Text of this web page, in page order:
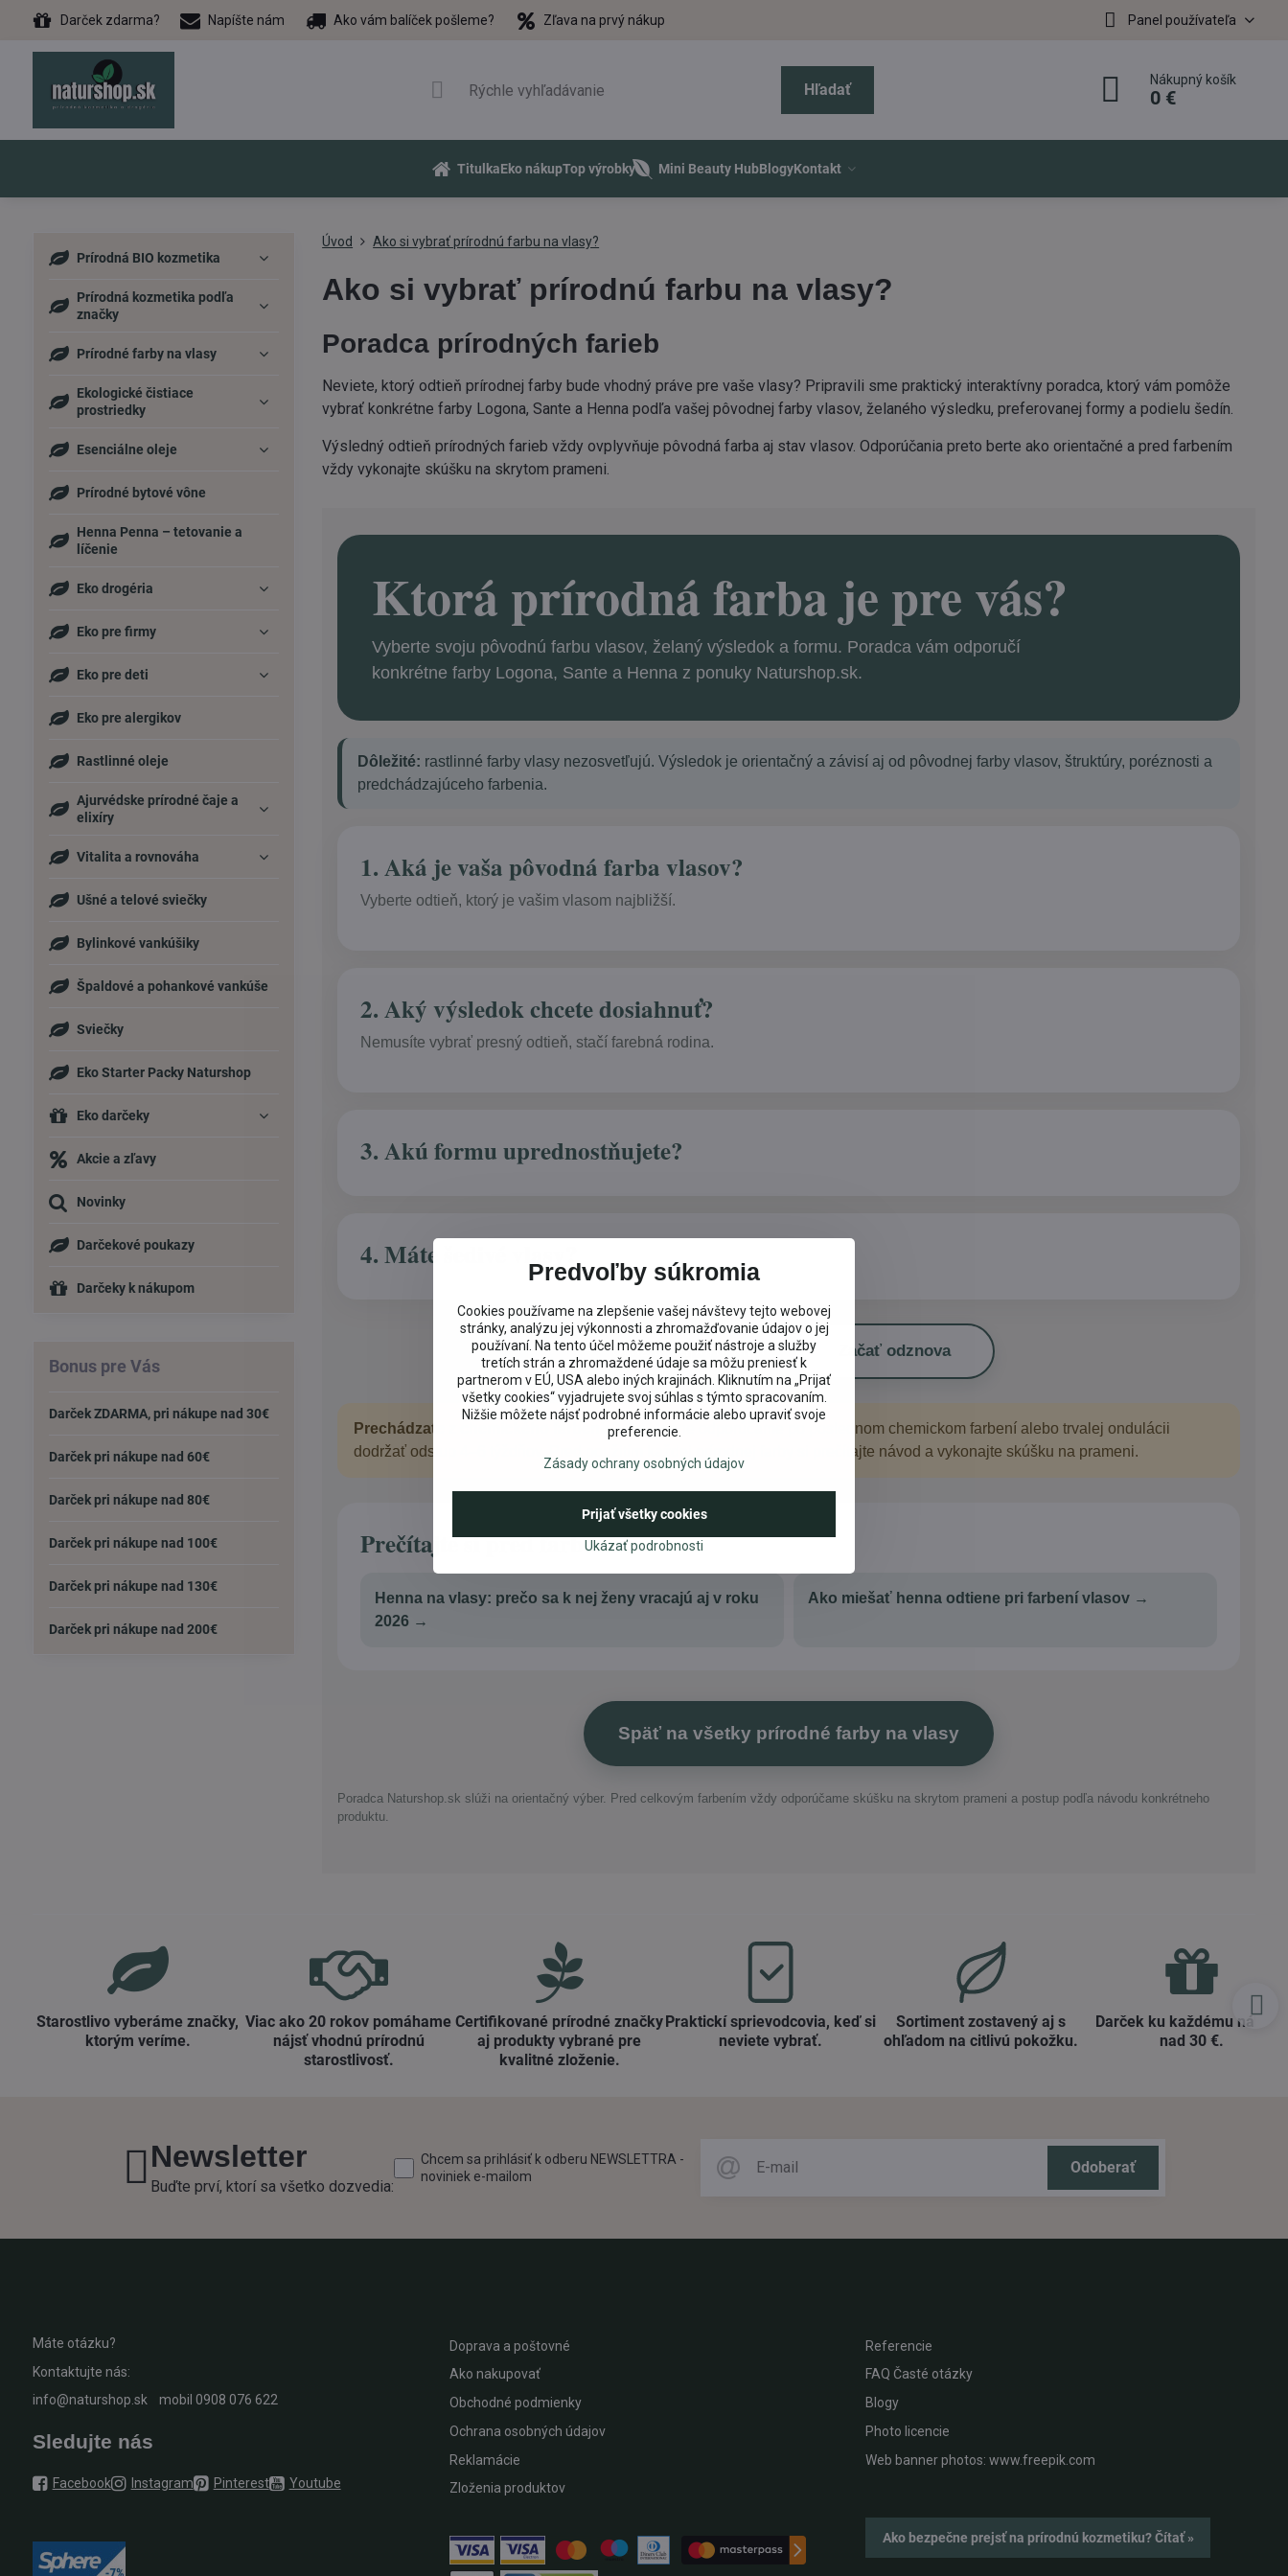
Darček zdarma? Napíšte nám Ako vám balíček pošleme? Zľava na prvý nákup Panel používateľa
Hľadať
Nákupný košík
0 €
TitulkaEko nákupTop výrobky Mini Beauty HubBlogyKontakt
Úvod Ako si vybrať prírodnú farbu na vlasy?
Ako si vybrať prírodnú farbu na vlasy?
Poradca prírodných farieb
Neviete, ktorý odtieň prírodnej farby bude vhodný práve pre vaše vlasy? Pripravili sme praktický interaktívny poradca, ktorý vám pomôže
vybrať konkrétne farby Logona, Sante a Henna podľa vašej pôvodnej farby vlasov, želaného výsledku, preferovanej formy a podielu šedín.
Výsledný odtieň prírodných farieb vždy ovplyvňuje pôvodná farba aj stav vlasov. Odporúčania preto berte ako orientačné a pred farbením
vždy vykonajte skúšku na skrytom prameni.
Ktorá prírodná farba je pre vás?
Vyberte svoju pôvodnú farbu vlasov, želaný výsledok a formu. Poradca vám odporučí
konkrétne farby Logona, Sante a Henna z ponuky Naturshop.sk.
Dôležité: rastlinné farby vlasy nezosvetľujú. Výsledok je orientačný a závisí aj od pôvodnej farby vlasov, štruktúry, poréznosti a
predchádzajúceho farbenia.
1. Aká je vaša pôvodná farba vlasov?
Vyberte odtieň, ktorý je vašim vlasom najbližší.
2. Aký výsledok chcete dosiahnuť?
Nemusíte vybrať presný odtieň, stačí farebná rodina.
3. Akú formu uprednostňujete?
4. Máte šedivé vlasy?
Ukázať odporúčania Začať odznova
Prechádzate z chemického farbenia?Pri Henne odporúčame po poslednom chemickom farbení alebo trvalej ondulácii
dodržať odstup 4–6 týždňov. Pred použitím každej prírodnej farby si prečítajte návod a vykonajte skúšku na prameni.
Prečítajte si pred farbením
Henna na vlasy: prečo sa k nej ženy vracajú aj v roku
2026 →
Ako miešať henna odtiene pri farbení vlasov →
Späť na všetky prírodné farby na vlasy
Poradca Naturshop.sk slúži na orientačný výber. Pred celkovým farbením vždy odporúčame skúšku na skrytom prameni a postup podľa návodu konkrétneho
produktu.
Prírodná BIO kozmetika
Prírodná kozmetika podľa
značky
Prírodné farby na vlasy
Ekologické čistiace
prostriedky
Esenciálne oleje
Prírodné bytové vône
Henna Penna – tetovanie a
líčenie
Eko drogéria
Eko pre firmy
Eko pre deti
Eko pre alergikov
Rastlinné oleje
Ajurvédske prírodné čaje a
elixíry
Vitalita a rovnováha
Ušné a telové sviečky
Bylinkové vankúšiky
Špaldové a pohankové vankúše
Sviečky
Eko Starter Packy Naturshop
Eko darčeky
Akcie a zľavy
Novinky
Darčekové poukazy
Darčeky k nákupom
Bonus pre Vás
Darček ZDARMA, pri nákupe nad 30€
Darček pri nákupe nad 60€
Darček pri nákupe nad 80€
Darček pri nákupe nad 100€
Darček pri nákupe nad 130€
Darček pri nákupe nad 200€
Starostlivo vyberáme značky,
ktorým veríme​.
Viac ako 20 rokov pomáhame
nájsť vhodnú prírodnú
starostlivosť​.
Certifikované prírodné značky
aj produkty vybrané pre
kvalitné zloženie​.
Praktickí sprievodcovia, keď si
neviete vybrať​.
Sortiment zostavený aj s
ohľadom na citlivú pokožku​.
Darček ku každému nákupu
nad 30 €​.
Newsletter
Buďte prví, ktorí sa všetko dozvedia:
Odoberať
Chcem sa prihlásiť k odberu NEWSLETTRA -
noviniek e-mailom
Máte otázku?
Kontaktujte nás:
info@naturshop.skmobil 0908 076 622
Sledujte nás
Facebook Instagram Pinterest Youtube
Doprava a poštovné
Ako nakupovať
Obchodné podmienky
Ochrana osobných údajov
Reklamácie
Zloženia produktov
Referencie
FAQ Časté otázky
Blogy
Photo licencie
Web banner photos: www.freepik.com
Ako bezpečne prejsť na prírodnú kozmetiku? Čítať »
Predvoľby súkromia
Cookies používame na zlepšenie vašej návštevy tejto webovej
stránky, analýzu jej výkonnosti a zhromažďovanie údajov o jej
používaní. Na tento účel môžeme použiť nástroje a služby
tretích strán a zhromaždené údaje sa môžu preniesť k
partnerom v EÚ, USA alebo iných krajinách. Kliknutím na „Prijať
všetky cookies“ vyjadrujete svoj súhlas s týmto spracovaním.
Nižšie môžete nájsť podrobné informácie alebo upraviť svoje
preferencie.
Zásady ochrany osobných údajov
Ukázať podrobnosti
Prijať všetky cookies